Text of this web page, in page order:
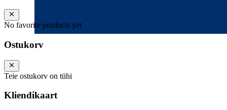
No favorite products yet
Ostukorv
Teie ostukorv on tühi
Kliendikaart